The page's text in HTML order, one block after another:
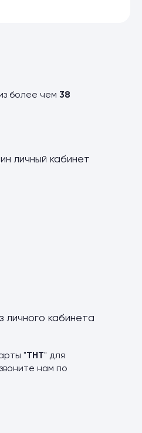
более чем 38
личный кабинет
личного кабинета
"ТНТ" для
нам по